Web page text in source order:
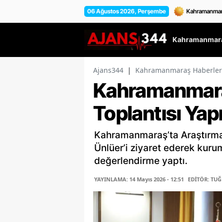
06 Ağustos 2026, Perşembe
Ajans344 | Kahramanmaraş
Toplantısı
Kahramanmaraş’ta
Ünlüer’i ziyaret ederek
değerlendirme yaptı.
YAYINLAMA: 14 Mayıs 2026 - 12:51 EDİTÖR: